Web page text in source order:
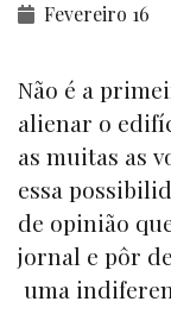
Fevereiro 16
Não é a
alienar o
as muitas as
essa
de opinião
jornal e pôr
uma